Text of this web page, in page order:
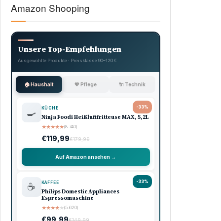
Amazon Shooping
Unsere Top-Empfehlungen
Ausgewählte Produkte · Preisklasse 90–120 €
🏠 Haushalt 💖 Pflege 🔌 Technik
-33%
🍳 KÜCHE
Ninja Foodi Heißluftfritteuse MAX, 5,2L
★★★★★(8.740)
€119,99€179,99
Auf Amazon ansehen →
-33%
☕ KAFFEE
Philips Domestic Appliances
Espressomaschine
★★★★★(5.620)
€99,99€149,99